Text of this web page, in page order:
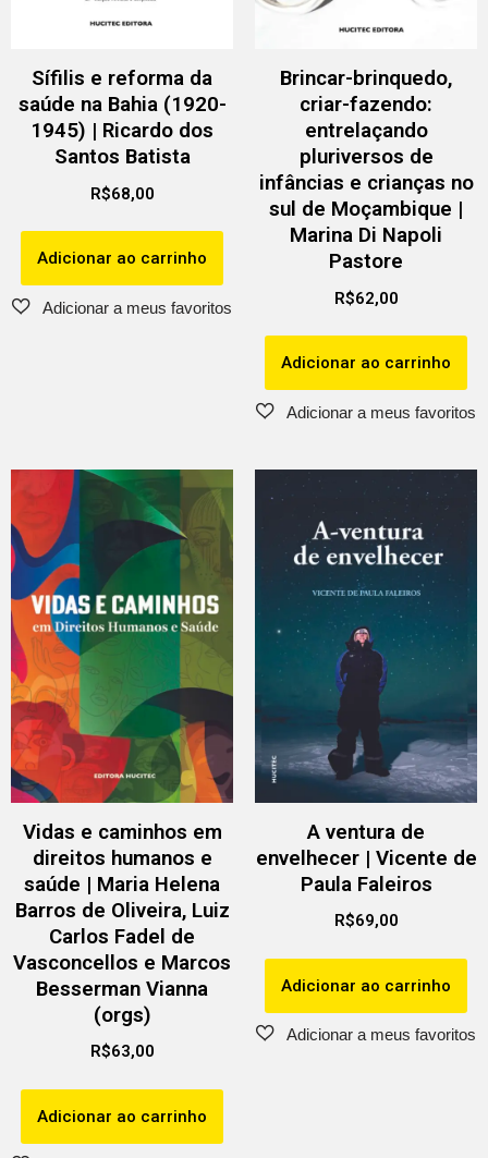
Sífilis e reforma da
saúde na Bahia (1920-
1945) | Ricardo dos
Santos Batista
R$68,00
Adicionar ao carrinho
Brincar-brinquedo,
criar-fazendo:
entrelaçando
pluriversos de
infâncias e crianças no
sul de Moçambique |
Marina Di Napoli
Pastore
R$62,00
Adicionar ao carrinho
Vidas e caminhos em
direitos humanos e
saúde | Maria Helena
Barros de Oliveira, Luiz
Carlos Fadel de
Vasconcellos e Marcos
Besserman Vianna
(orgs)
R$63,00
Adicionar ao carrinho
A ventura de
envelhecer | Vicente de
Paula Faleiros
R$69,00
Adicionar ao carrinho